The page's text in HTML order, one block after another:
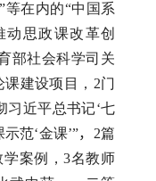
等在内的“中国系
思政课改革创
部社会科学司关
建设项目， 2门
习近平总书记‘七
范‘金课’”， 2篇
学案例，3名教师